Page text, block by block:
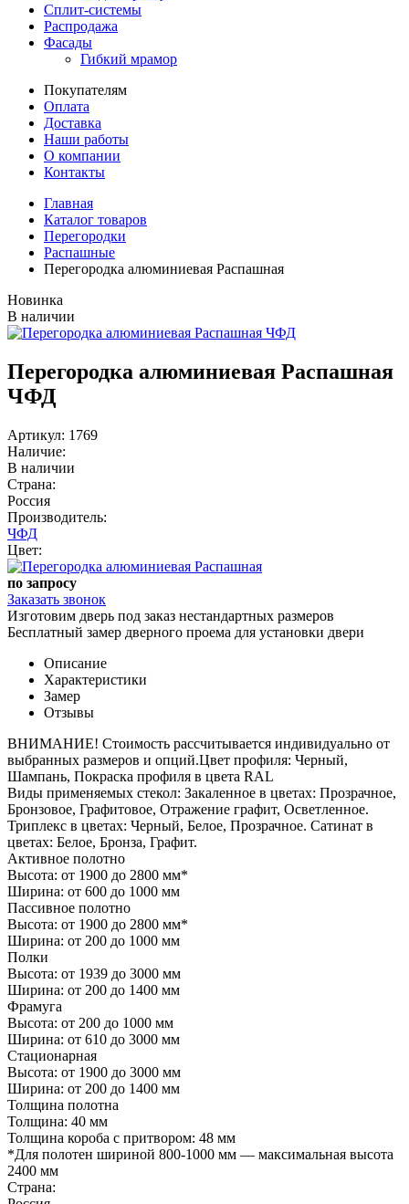
Сплит-системы
Распродажа
Фасады
Гибкий мрамор
Покупателям
Оплата
Доставка
Наши работы
О компании
Контакты
Главная
Каталог товаров
Перегородки
Распашные
Перегородка алюминиевая Распашная
Новинка
В наличии
Перегородка алюминиевая Распашная
ЧФД
Артикул: 1769
Наличие:
В наличии
Страна:
Россия
Производитель:
ЧФД
Цвет:
по запросу
Заказать звонок
Изготовим дверь под заказ нестандартных размеров
Бесплатный замер дверного проема для установки двери
Описание
Характеристики
Замер
Отзывы
ВНИМАНИЕ! Стоимость рассчитывается индивидуально от
выбранных размеров и опций.Цвет профиля: Черный,
Шампань, Покраска профиля в цвета RAL
Виды применяемых стекол: Закаленное в цветах: Прозрачное,
Бронзовое, Графитовое, Отражение графит, Осветленное.
Триплекс в цветах: Черный, Белое, Прозрачное. Сатинат в
цветах: Белое, Бронза, Графит.
Активное полотно
Высота: от 1900 до 2800 мм*
Ширина: от 600 до 1000 мм
Пассивное полотно
Высота: от 1900 до 2800 мм*
Ширина: от 200 до 1000 мм
Полки
Высота: от 1939 до 3000 мм
Ширина: от 200 до 1400 мм
Фрамуга
Высота: от 200 до 1000 мм
Ширина: от 610 до 3000 мм
Стационарная
Высота: от 1900 до 3000 мм
Ширина: от 200 до 1400 мм
Толщина полотна
Толщина: 40 мм
Толщина короба с притвором: 48 мм
*Для полотен шириной 800-1000 мм — максимальная высота
2400 мм
Страна: